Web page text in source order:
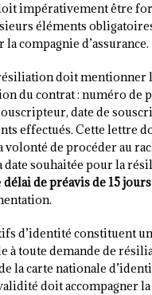
impérativement être
éléments
la compagnie d’assurance.
doit mentionner
du contrat : numéro de
date de
effectués. Cette lettre
volonté de procéder au
date souhaitée pour la
délai de préavis de 15 jours
d’identité constituent
à toute demande de
la carte nationale
doit accompagner